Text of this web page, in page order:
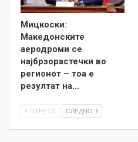
Мицкоски:
Македонските
аеродроми се
најбрзорастечки во
регионот – тоа е
резултат на…
ПТРЕТХ СЛЕДНО